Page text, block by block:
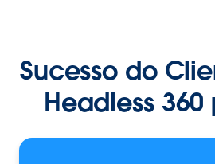
Sucesso do
Headless